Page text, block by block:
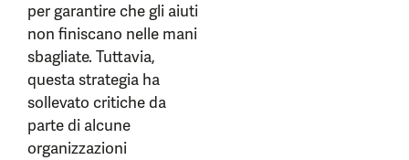
per garantire che gli aiuti
non finiscano nelle mani
sbagliate. Tuttavia,
questa strategia ha
sollevato critiche da
parte di alcune
organizzazioni